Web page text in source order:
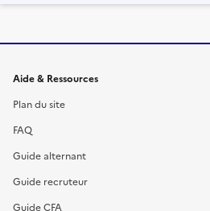
Informations et
Aide & Ressources
Plan du site
FAQ
Guide alternant
Guide recruteur
Guide CFA